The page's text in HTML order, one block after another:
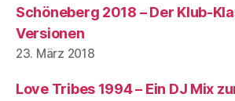
Schöneberg 2018 – Der Klub-
Versionen
23. März 2018
Love Tribes 1994 – Ein DJ Mix